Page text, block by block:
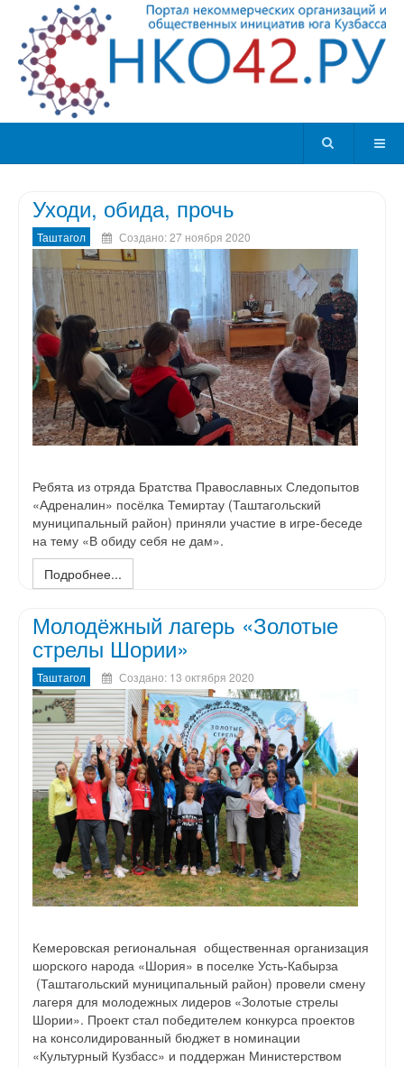
Уходи, обида, прочь
Таштагол Создано: 27 ноября 2020
Ребята из отряда Братства Православных Следопытов
«Адреналин» посёлка Темиртау (Таштагольский
муниципальный район) приняли участие в игре-беседе
на тему «В обиду себя не дам».
Подробнее...
Молодёжный лагерь «Золотые
стрелы Шории»
Таштагол Создано: 13 октября 2020
Кемеровская региональная общественная организация
шорского народа «Шория» в поселке Усть-Кабырза
(Таштагольский муниципальный район) провели смену
лагеря для молодежных лидеров «Золотые стрелы
Шории». Проект стал победителем конкурса проектов
на консолидированный бюджет в номинации
«Культурный Кузбасс» и поддержан Министерством